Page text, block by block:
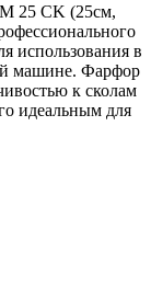
25 CK (25см,
использования в
машине. Фарфор
к сколам
идеальным для